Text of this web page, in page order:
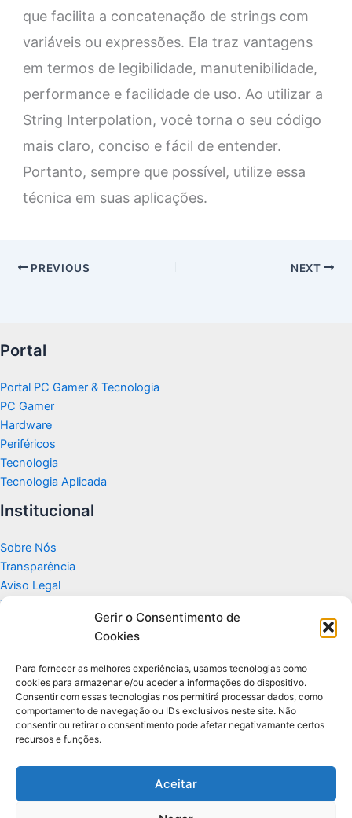
Gerir o Consentimento de
Cookies
Para fornecer as melhores experiências, usamos tecnologias como
cookies para armazenar e/ou aceder a informações do dispositivo.
Consentir com essas tecnologias nos permitirá processar dados, como
comportamento de navegação ou IDs exclusivos neste site. Não
consentir ou retirar o consentimento pode afetar negativamante certos
recursos e funções.
Aceitar
que facilita a concatenação de strings com
variáveis ou expressões. Ela traz vantagens
em termos de legibilidade, manutenibilidade,
performance e facilidade de uso. Ao utilizar a
String Interpolation, você torna o seu código
mais claro, conciso e fácil de entender.
Portanto, sempre que possível, utilize essa
técnica em suas aplicações.
PREVIOUS NEXT
Portal
Portal PC Gamer & Tecnologia
PC Gamer
Hardware
Periféricos
Tecnologia
Tecnologia Aplicada
Institucional
Sobre Nós
Transparência
Aviso Legal
Termos de Uso
Politicas de Privacidade e Cookies
Apoio
Glossário de Tecnologia
Portal editorial independente sobre tecnologia, PC Gamer e guias